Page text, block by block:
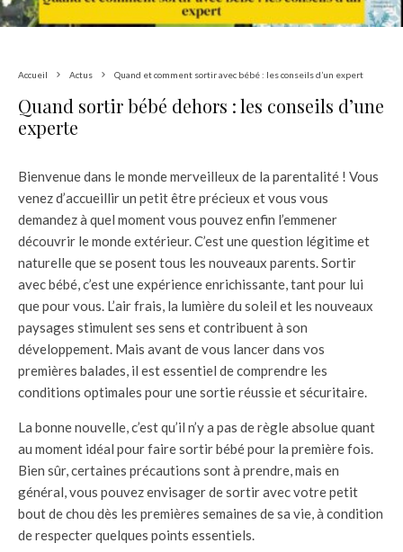
Accueil Actus Quand et comment sortir avec bébé : les conseils d’un expert
Quand sortir bébé dehors : les conseils d’une
experte
Bienvenue dans le monde merveilleux de la parentalité ! Vous
venez d’accueillir un petit être précieux et vous vous
demandez à quel moment vous pouvez enfin l’emmener
découvrir le monde extérieur. C’est une question légitime et
naturelle que se posent tous les nouveaux parents. Sortir
avec bébé, c’est une expérience enrichissante, tant pour lui
que pour vous. L’air frais, la lumière du soleil et les nouveaux
paysages stimulent ses sens et contribuent à son
développement. Mais avant de vous lancer dans vos
premières balades, il est essentiel de comprendre les
conditions optimales pour une sortie réussie et sécuritaire.
La bonne nouvelle, c’est qu’il n’y a pas de règle absolue quant
au moment idéal pour faire sortir bébé pour la première fois.
Bien sûr, certaines précautions sont à prendre, mais en
général, vous pouvez envisager de sortir avec votre petit
bout de chou dès les premières semaines de sa vie, à condition
de respecter quelques points essentiels.